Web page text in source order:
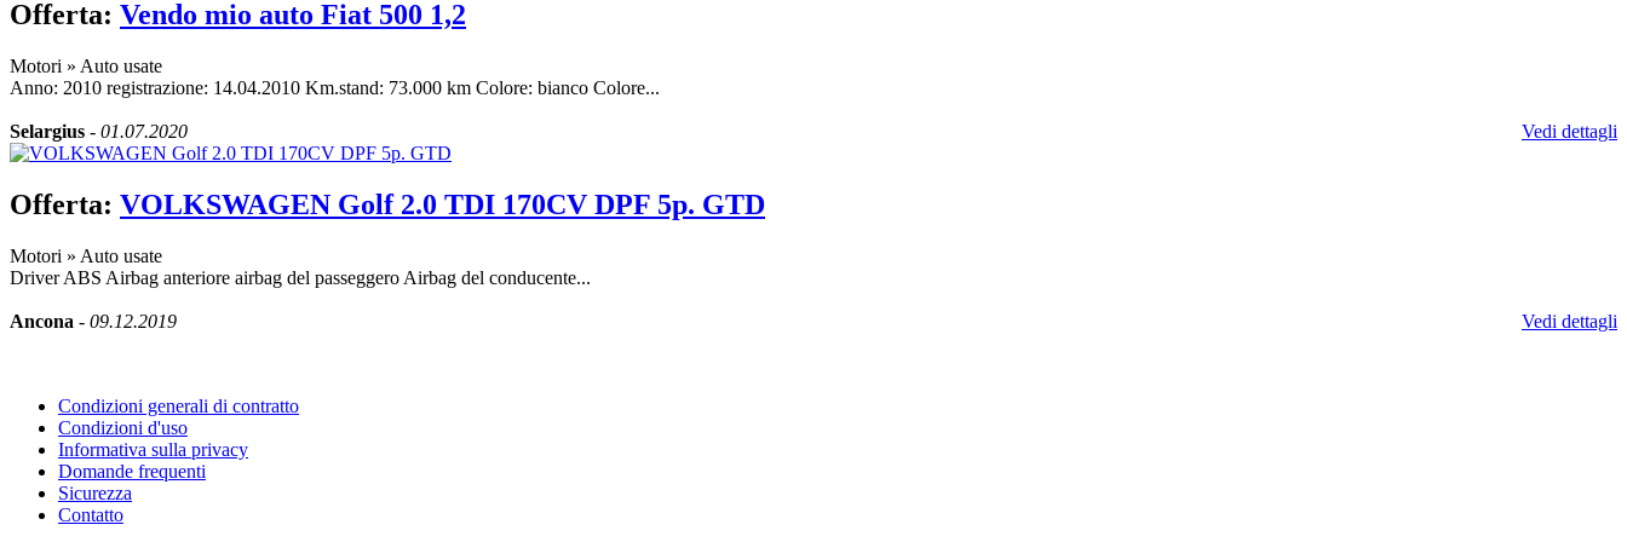
Offerta: Vendo mio auto Fiat 500 1,2
Motori » Auto usate
Anno: 2010 registrazione: 14.04.2010 Km.stand: 73.000 km Colore: bianco Colore...
Selargius - 01.07.2020 Vedi dettagli
Offerta: VOLKSWAGEN Golf 2.0 TDI 170CV DPF 5p. GTD
Motori » Auto usate
Driver ABS Airbag anteriore airbag del passeggero Airbag del conducente...
Ancona - 09.12.2019 Vedi dettagli
Condizioni generali di contratto
Condizioni d'uso
Informativa sulla privacy
Domande frequenti
Sicurezza
Contatto